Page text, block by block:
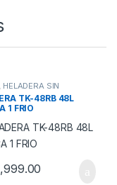
HELADERA SIN
,HELADERAS
TK-48RB 48L
1 FRIO